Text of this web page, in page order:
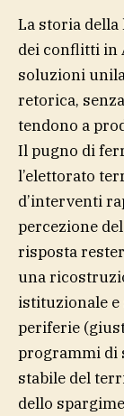
La storia
dei conflitti in
soluzioni
retorica,
tendono a
Il pugno di
l’elettorato
d’interventi
percezione
risposta
una
istituzionale
periferie
programmi di
stabile del
dello